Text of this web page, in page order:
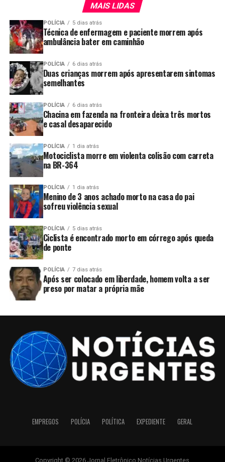
MAIS LIDAS
POLÍCIA 5 dias atrás
Técnica de enfermagem e paciente morrem após
ambulância bater em caminhão
POLÍCIA 6 dias atrás
Duas crianças morrem após apresentarem sintomas
semelhantes
POLÍCIA 6 dias atrás
Chacina em fazenda na fronteira deixa três mortos
e casal desaparecido
POLÍCIA 1 dia atrás
Motociclista morre em violenta colisão com carreta
na BR-364
POLÍCIA 1 dia atrás
Menino de 3 anos achado morto na casa do pai
sofreu violência sexual
POLÍCIA 5 dias atrás
Ciclista é encontrado morto em córrego após queda
de ponte
POLÍCIA 7 dias atrás
Após ser colocado em liberdade, homem volta a ser
preso por matar a própria mãe
EMPREGOS POLÍCIA POLÍTICA EXPEDIENTE GERAL
Copyright © 2026 Jornal Eletrônico Notícias Urgentes